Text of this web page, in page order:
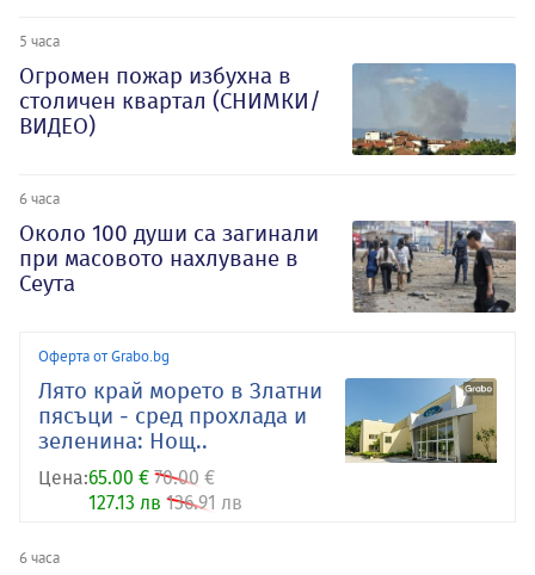
5 часа
Огромен пожар избухна в
столичен квартал (СНИМКИ/
ВИДЕО)
6 часа
Около 100 души са загинали
при масовото нахлуване в
Сеута
Оферта от Grabo.bg
Лято край морето в Златни
пясъци - сред прохлада и
зеленина: Нощ..
Цена:65.00 € 70.00 €
127.13 лв 136.91 лв
6 часа